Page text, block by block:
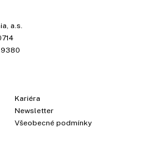
a.s.
9380
Kariéra
Newsletter
Všeobecné podmínky